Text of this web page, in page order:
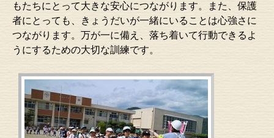
もたちにとって大きな安心につながります。また、保護
者にとっても、きょうだいが一緒にいることは心強さに
つながります。万が一に備え、落ち着いて行動できるよ
うにするための大切な訓練です。